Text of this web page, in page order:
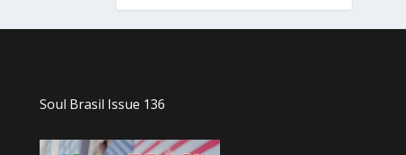
Soul Brasil Issue 136